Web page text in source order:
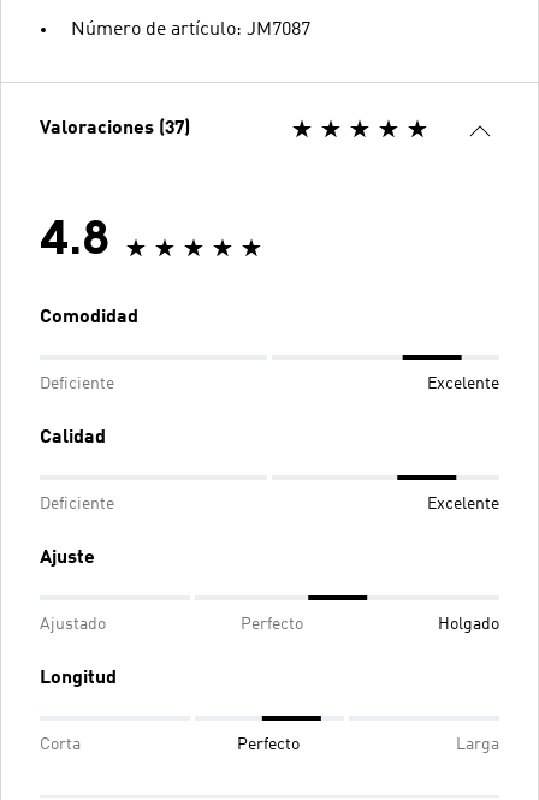
Número de artículo: JM7087
Valoraciones (37)
4.8
Comodidad
Deficiente Excelente
Calidad
Deficiente Excelente
Ajuste
Ajustado Perfecto Holgado
Longitud
Corta Perfecto Larga